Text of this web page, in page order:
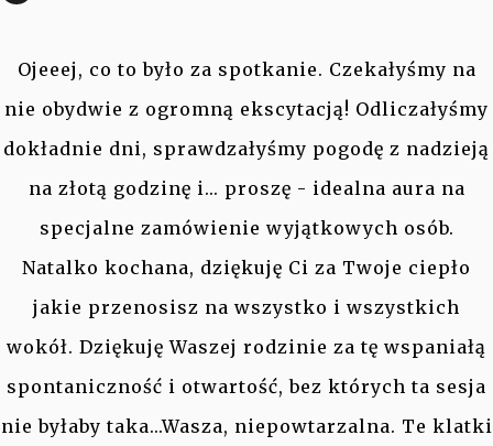
Ojeeej, co to było za spotkanie. Czekałyśmy na
nie obydwie z ogromną ekscytacją! Odliczałyśmy
dokładnie dni, sprawdzałyśmy pogodę z nadzieją
na złotą godzinę i... proszę - idealna aura na
specjalne zamówienie wyjątkowych osób.
Natalko kochana, dziękuję Ci za Twoje ciepło
jakie przenosisz na wszystko i wszystkich
wokół. Dziękuję Waszej rodzinie za tę wspaniałą
spontaniczność i otwartość, bez których ta sesja
nie byłaby taka...Wasza, niepowtarzalna. Te klatki